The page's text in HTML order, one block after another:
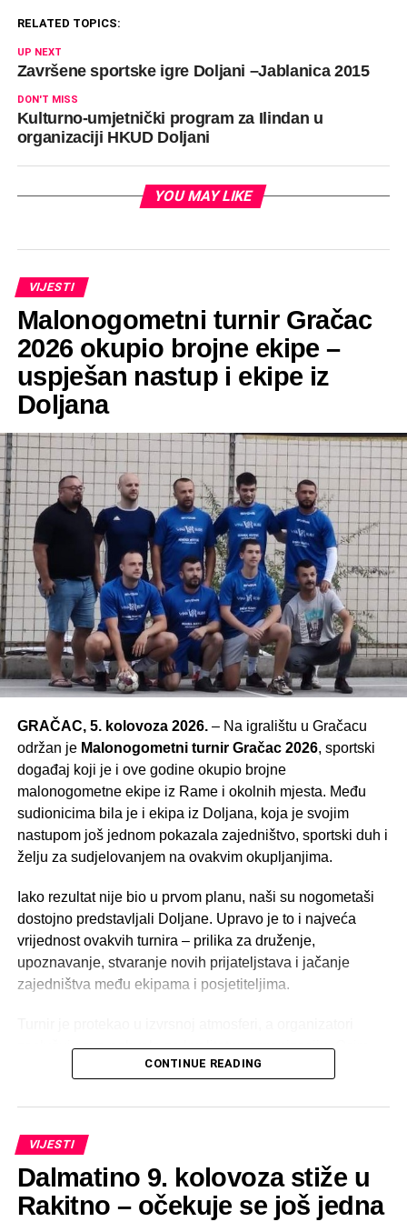
RELATED TOPICS:
UP NEXT
Završene sportske igre Doljani –Jablanica 2015
DON'T MISS
Kulturno-umjetnički program za Ilindan u
organizaciji HKUD Doljani
YOU MAY LIKE
VIJESTI
Malonogometni turnir Gračac
2026 okupio brojne ekipe –
uspješan nastup i ekipe iz
Doljana
GRAČAC, 5. kolovoza 2026.– Na igralištu u Gračacu
održan je Malonogometni turnir Gračac 2026, sportski
događaj koji je i ove godine okupio brojne
malonogometne ekipe iz Rame i okolnih mjesta. Među
sudionicima bila je i ekipa iz Doljana, koja je svojim
nastupom još jednom pokazala zajedništvo, sportski duh i
želju za sudjelovanjem na ovakvim okupljanjima.
Iako rezultat nije bio u prvom planu, naši su nogometaši
dostojno predstavljali Doljane. Upravo je to i najveća
vrijednost ovakvih turnira – prilika za druženje,
upoznavanje, stvaranje novih prijateljstava i jačanje
zajedništva među ekipama i posjetiteljima.
zaslužuju sve pohvale za kvalitetnu organizaciju. Osim
zanimljivih i borbenih utakmica, pobrinuli su se i za bogat
ponudi hrane i pića, roštilju te kvalitetnom ozvučenju, što
je cijelom događaju dalo dodatnu vrijednost i učinilo ga
ugodnim mjestom okupljanja za sve generacije.
Malonogometni turnir u Gračacu još je jednom potvrdio
kako sport povezuje ljude i doprinosi jačanju prijateljskih
CONTINUE READING
VIJESTI
Dalmatino 9. kolovoza stiže u
Rakitno – očekuje se još jedna